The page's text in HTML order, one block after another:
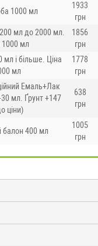
1000 мл
1933
грн
мл до 2000 мл.
1000 мл
1856
грн
мл і більше. Ціна
мл
1778
грн
Емаль+Лак
мл. Ґрунт +147
ціни)
638
грн
балон 400 мл
1005
грн